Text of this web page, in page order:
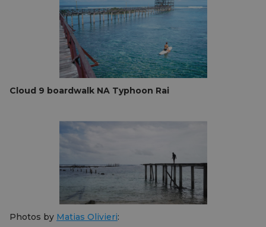
Cloud 9 boardwalk NA Typhoon Rai
Photos by Matias Olivieri: